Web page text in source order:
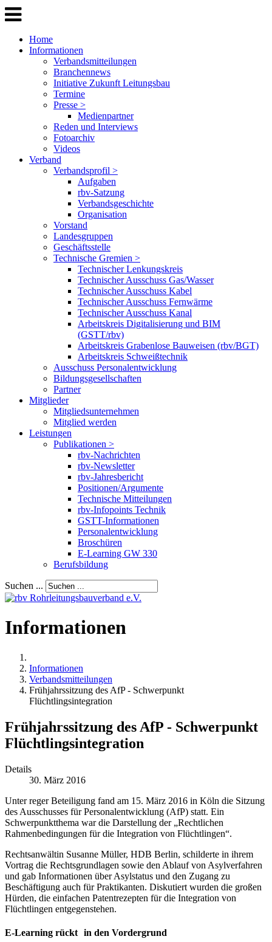
Home
Informationen
Verbandsmitteilungen
Branchennews
Initiative Zukunft Leitungsbau
Termine
Presse >
Medienpartner
Reden und Interviews
Fotoarchiv
Videos
Verband
Verbandsprofil >
Aufgaben
rbv-Satzung
Verbandsgeschichte
Organisation
Vorstand
Landesgruppen
Geschäftsstelle
Technische Gremien >
Technischer Lenkungskreis
Technischer Ausschuss Gas/Wasser
Technischer Ausschuss Kabel
Technischer Ausschuss Fernwärme
Technischer Ausschuss Kanal
Arbeitskreis Digitalisierung und BIM
(GSTT/rbv)
Arbeitskreis Grabenlose Bauweisen (rbv/BGT)
Arbeitskreis Schweißtechnik
Ausschuss Personalentwicklung
Bildungsgesellschaften
Partner
Mitglieder
Mitgliedsunternehmen
Mitglied werden
Leistungen
Publikationen >
rbv-Nachrichten
rbv-Newsletter
rbv-Jahresbericht
Positionen/Argumente
Technische Mitteilungen
rbv-Infopoints Technik
GSTT-Informationen
Personalentwicklung
Broschüren
E-Learning GW 330
Berufsbildung
Suchen ...
Informationen
Informationen
Verbandsmitteilungen
Frühjahrssitzung des AfP - Schwerpunkt
Flüchtlingsintegration
Frühjahrssitzung des AfP - Schwerpunkt
Flüchtlingsintegration
Details
30. März 2016
Unter reger Beteiligung fand am 15. März 2016 in Köln die Sitzung
des Ausschusses für Personalentwicklung (AfP) statt. Ein
Schwerpunktthema war die Darstellung der „Rechtlichen
Rahmenbedingungen für die Integration von Flüchtlingen“.
Rechtsanwältin Susanne Müller, HDB Berlin, schilderte in ihrem
Vortrag die Rechtsgrundlagen sowie den Ablauf von Asylverfahren
und gab Informationen über Asylstatus und den Zugang zu
Beschäftigung auch für Praktikanten. Diskutiert wurden die großen
Hürden, die einfachen Patentrezepten für die Integration von
Flüchtlingen entgegenstehen.
E­-Learning rückt in den Vordergrund